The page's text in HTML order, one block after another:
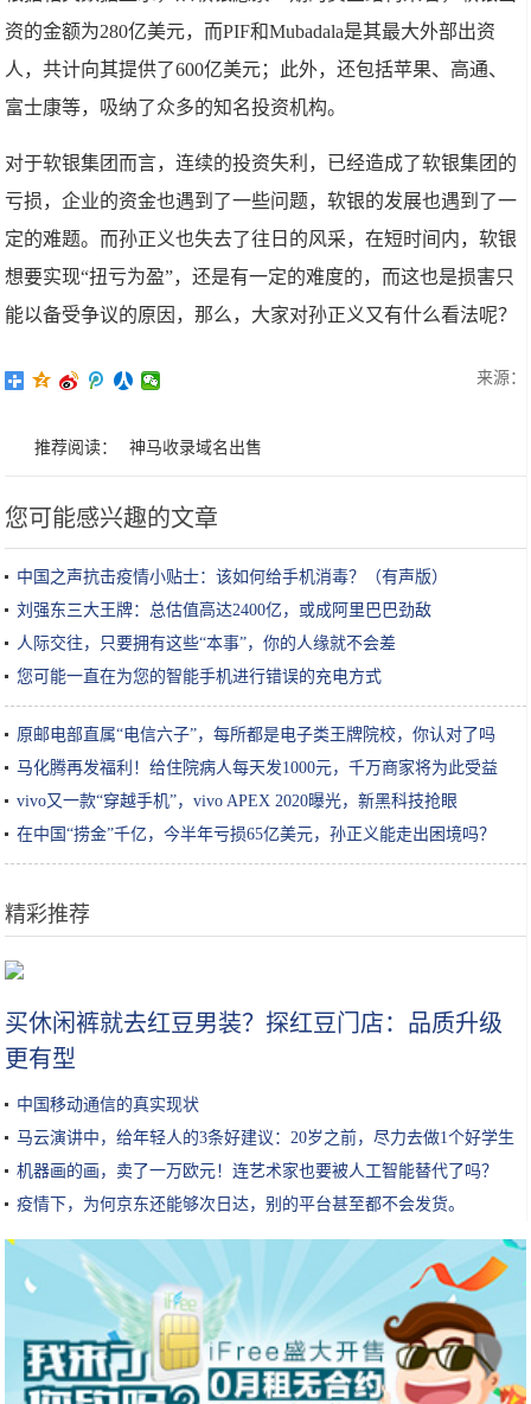
资的金额为280亿美元，而PIF和Mubadala是其最大外部出资
人，共计向其提供了600亿美元；此外，还包括苹果、高通、
富士康等，吸纳了众多的知名投资机构。
对于软银集团而言，连续的投资失利，已经造成了软银集团的
亏损，企业的资金也遇到了一些问题，软银的发展也遇到了一
定的难题。而孙正义也失去了往日的风采，在短时间内，软银
想要实现“扭亏为盈”，还是有一定的难度的，而这也是损害只
能以备受争议的原因，那么，大家对孙正义又有什么看法呢？
来源：
推荐阅读： 神马收录域名出售
您可能感兴趣的文章
中国之声抗击疫情小贴士：该如何给手机消毒？（有声版）
刘强东三大王牌：总估值高达2400亿，或成阿里巴巴劲敌
人际交往，只要拥有这些“本事”，你的人缘就不会差
您可能一直在为您的智能手机进行错误的充电方式
原邮电部直属“电信六子”，每所都是电子类王牌院校，你认对了吗
马化腾再发福利！给住院病人每天发1000元，千万商家将为此受益
vivo又一款“穿越手机”，vivo APEX 2020曝光，新黑科技抢眼
在中国“捞金”千亿，今半年亏损65亿美元，孙正义能走出困境吗？
精彩推荐
买休闲裤就去红豆男装？探红豆门店：品质升级
更有型
中国移动通信的真实现状
马云演讲中，给年轻人的3条好建议：20岁之前，尽力去做1个好学生
机器画的画，卖了一万欧元！连艺术家也要被人工智能替代了吗？
疫情下，为何京东还能够次日达，别的平台甚至都不会发货。